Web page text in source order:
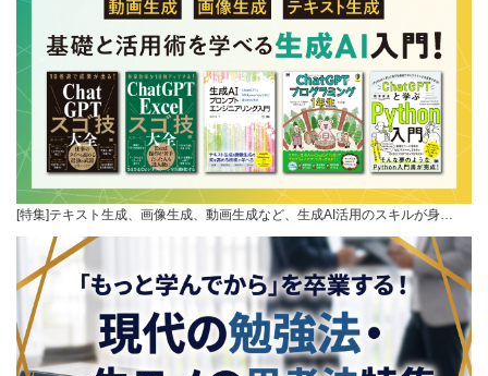
[特集]テキスト生成、画像生成、動画生成など、生成AI活用のスキルが身…